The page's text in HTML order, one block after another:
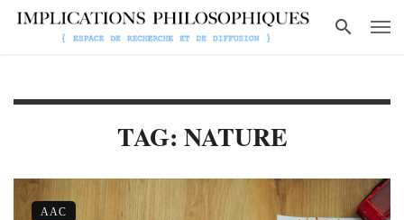
TAG: NATURE
AAC